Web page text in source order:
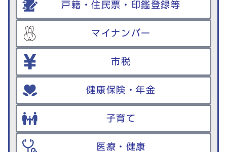
戸籍・住民票・印鑑登録等
マイナンバー
市税
健康保険・年金
子育て
医療・健康